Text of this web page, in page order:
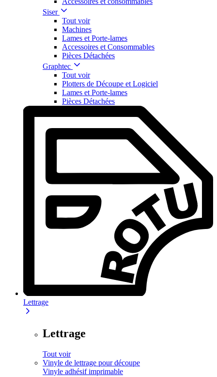
Siser
Tout voir
Machines
Lames et Porte-lames
Accessoires et Consommables
Pièces Détachées
Graphtec
Tout voir
Plotters de Découpe et Logiciel
Lames et Porte-lames
Pièces Détachées
Lettrage
Lettrage
Tout voir
Vinyle de lettrage pour découpe
Vinyle adhésif imprimable